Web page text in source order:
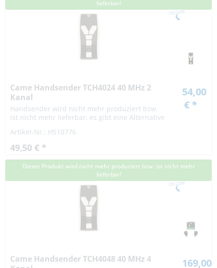
lieferbar!
Came Handsender TCH4024 40 MHz 2
Kanal
Handsender wird nicht mehr produziert bzw.
ist nicht mehr lieferbar, es gibt eine Alternative
Artikel-Nr.: HS10776
49,50 € *
54,00
€ *
Dieser Produkt wird nicht mehr produziert bzw. ist nicht mehr
lieferbar!
Came Handsender TCH4048 40 MHz 4
169,00